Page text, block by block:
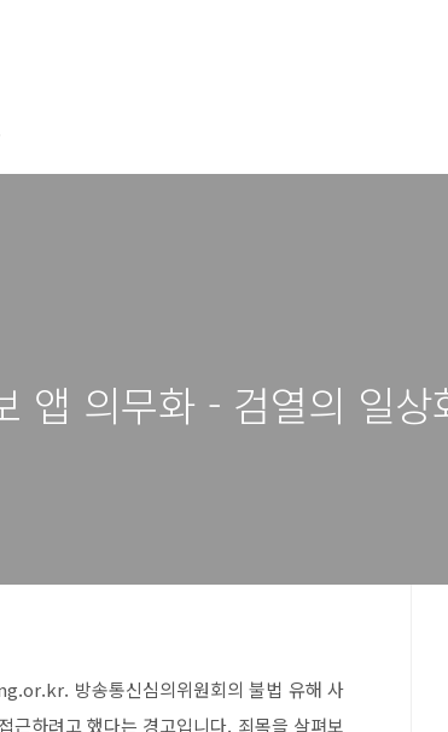
앱 의무화 - 검열의 일상
방송통신심의위원회의 불법 유해 사
근하려고 했다는 경고입니다. 죄목을 살펴보